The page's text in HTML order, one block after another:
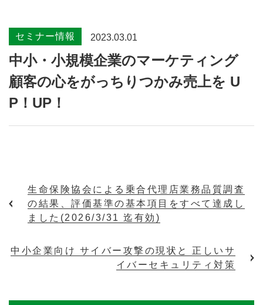
セミナー情報 2023.03.01
中小・小規模企業のマーケティング
顧客の心をがっちりつかみ売上を U
P！UP！
生命保険協会による乗合代理店業務品質調査
の結果、評価基準の基本項目をすべて達成し
ました(2026/3/31 迄有効)
中小企業向け サイバー攻撃の現状と 正しいサ
イバーセキュリティ対策